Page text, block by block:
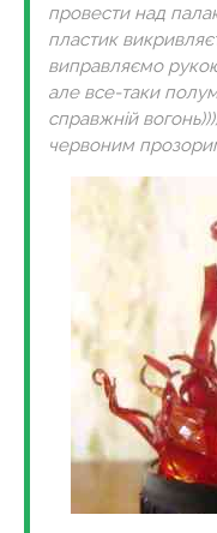
провести над
пластик
виправляємо
але все-таки
справжній
червоним